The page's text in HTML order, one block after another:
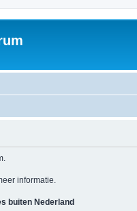
informatie.
buiten Nederland